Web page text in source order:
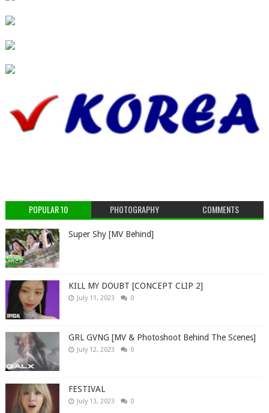
POPULAR 10 PHOTOGRAPHY COMMENTS
Super Shy [MV Behind]
KILL MY DOUBT [CONCEPT CLIP 2]
July 11, 2023 0
GRL GVNG [MV & Photoshoot Behind The Scenes]
July 12, 2023 0
FESTIVAL
July 13, 2023 0